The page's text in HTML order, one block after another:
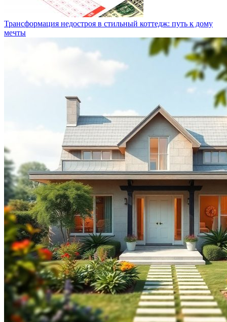
Трансформация недостроя в стильный коттедж: путь к дому
мечты